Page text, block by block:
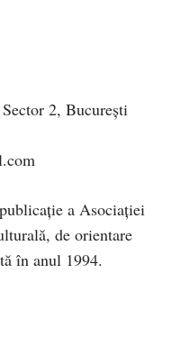
2, București
a Asociaţiei
de orientare
în anul 1994.